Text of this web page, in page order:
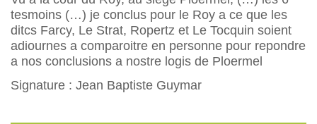
tesmoins (…) je conclus pour le Roy a ce que les
ditcs Farcy, Le Strat, Ropertz et Le Tocquin soient
adiournes a comparoitre en personne pour repondre
a nos conclusions a nostre logis de Ploermel
Signature : Jean Baptiste Guymar